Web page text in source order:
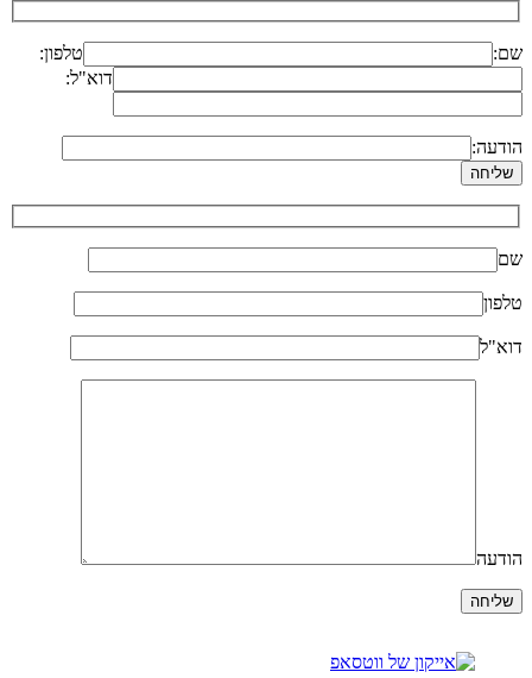
שם:
טלפון:
דוא"ל:
הודעה:
שם
טלפון
דוא"ל
הודעה